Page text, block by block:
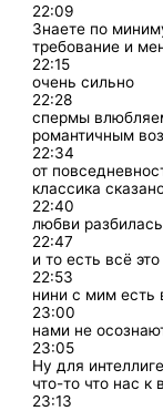
22:09
Знаете по
требование и
22:15
очень сильно
22:28
спермы
романтичным
22:34
от
классика
22:40
любви
22:47
и то есть всё
22:53
нини с мим есть
23:00
нами не
23:05
Ну для
что-то что нас
23:13